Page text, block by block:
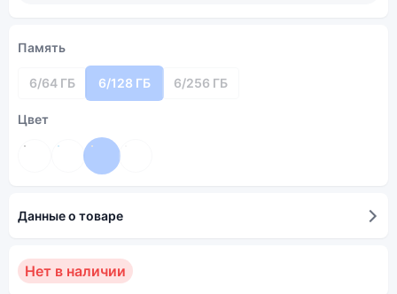
Память
6/64 ГБ 6/128 ГБ 6/256 ГБ
Цвет
Данные о товаре
Нет в наличии